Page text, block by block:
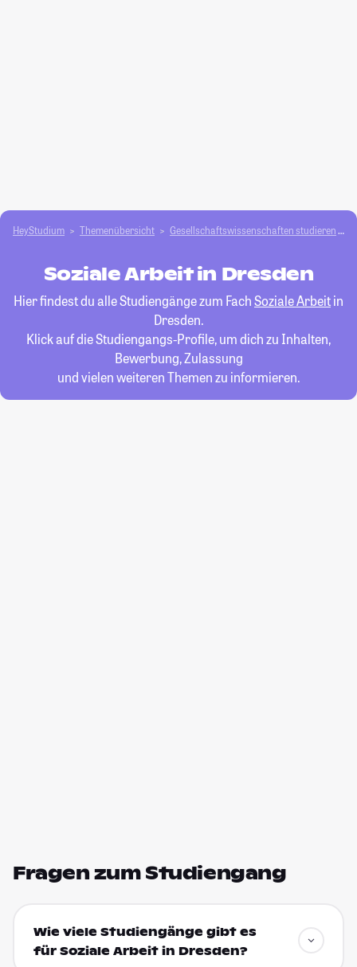
HeyStudium Themenübersicht Gesellschafts­­wissenschaften studieren
Soziale Arbeit in Dresden
Hier findest du alle Studiengänge zum FachSoziale Arbeitin
Dresden.
Klick auf die Studiengangs-Profile, um dich zu Inhalten,
Bewerbung, Zulassung
und vielen weiteren Themen zu informieren.
Fragen zum Studiengang
Wie viele Studiengänge gibt es
für Soziale Arbeit in Dresden?